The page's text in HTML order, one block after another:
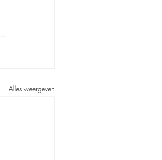
Alles weergeven